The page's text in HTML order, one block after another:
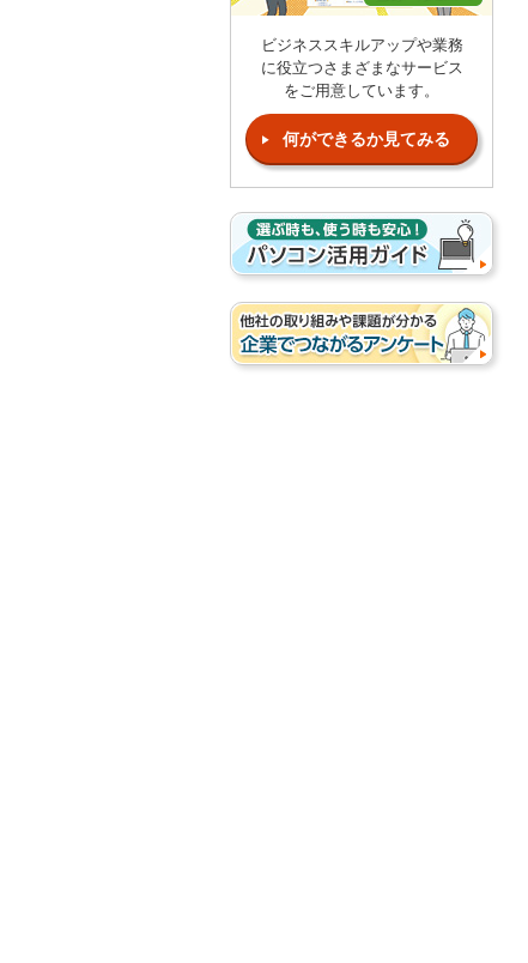
ビジネススキルアップや業務
に役立つさまざまなサービス
をご用意しています。
何ができるか見てみる